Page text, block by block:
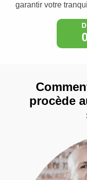
garantir votre
procède